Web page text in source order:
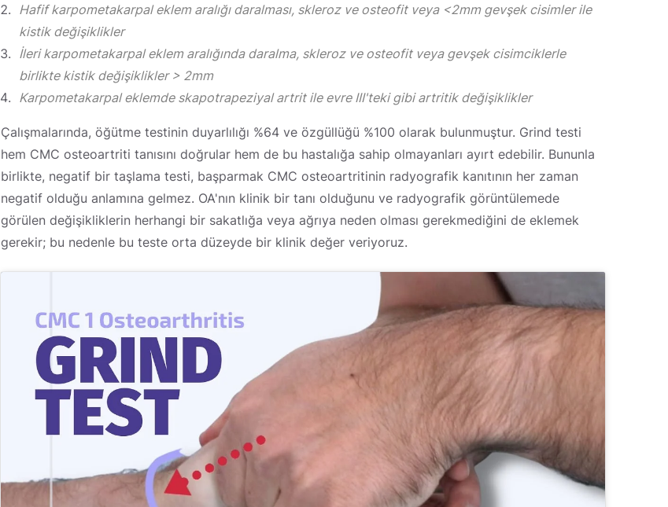
Hafif karpometakarpal eklem aralığı daralması, skleroz ve osteofit veya <2mm gevşek cisimler ile
kistik değişiklikler
İleri karpometakarpal eklem aralığında daralma, skleroz ve osteofit veya gevşek cisimciklerle
birlikte kistik değişiklikler > 2mm
Karpometakarpal eklemde skapotrapeziyal artrit ile evre III'teki gibi artritik değişiklikler
Çalışmalarında, öğütme testinin duyarlılığı %64 ve özgüllüğü %100 olarak bulunmuştur. Grind testi
hem CMC osteoartriti tanısını doğrular hem de bu hastalığa sahip olmayanları ayırt edebilir. Bununla
birlikte, negatif bir taşlama testi, başparmak CMC osteoartritinin radyografik kanıtının her zaman
negatif olduğu anlamına gelmez. OA'nın klinik bir tanı olduğunu ve radyografik görüntülemede
görülen değişikliklerin herhangi bir sakatlığa veya ağrıya neden olması gerekmediğini de eklemek
gerekir; bu nedenle bu teste orta düzeyde bir klinik değer veriyoruz.